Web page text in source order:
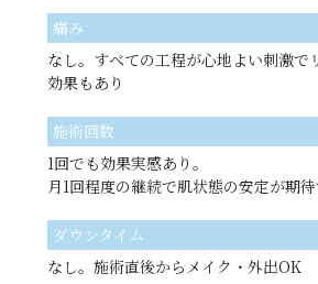
痛み
なし。すべての工程が心地よい刺激で
効果もあり
施術回数
1回でも効果実感あり。
月1回程度の継続で肌状態の安定が期
ダウンタイム
なし。施術直後からメイク・外出OK